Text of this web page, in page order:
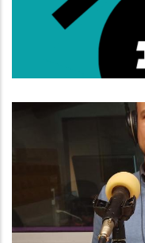
Baix
Triadú,
Ambient